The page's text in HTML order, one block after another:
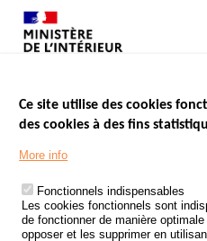
Menu
Footer
LES SITES PUBLICS
ÉTAT DE L’INSÉCURITÉ ROUTIÈRE
TRAITEMENT DES DONNÉES
LA ROUTE
Ce site utilise des cookies
des cookies à des fins
More info
Fonctionnels indispensables
Les cookies fonctionnels sont
de fonctionner de manière
opposer et les supprimer en